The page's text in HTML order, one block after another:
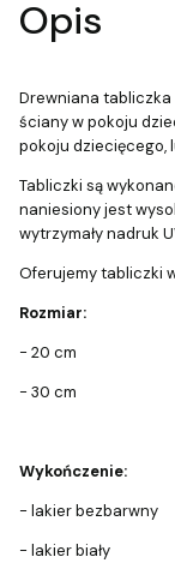
Opis
Drewniana tabliczka
ściany w pokoju
pokoju dziecięcego,
Tabliczki są
naniesiony jest
wytrzymały nadruk
Oferujemy tabliczki
Rozmiar:
- 20 cm
- 30 cm
Wykończenie:
- lakier bezbarwny
- lakier biały